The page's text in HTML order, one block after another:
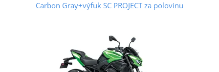
Carbon Gray+výfuk SC PROJECT za polovinu